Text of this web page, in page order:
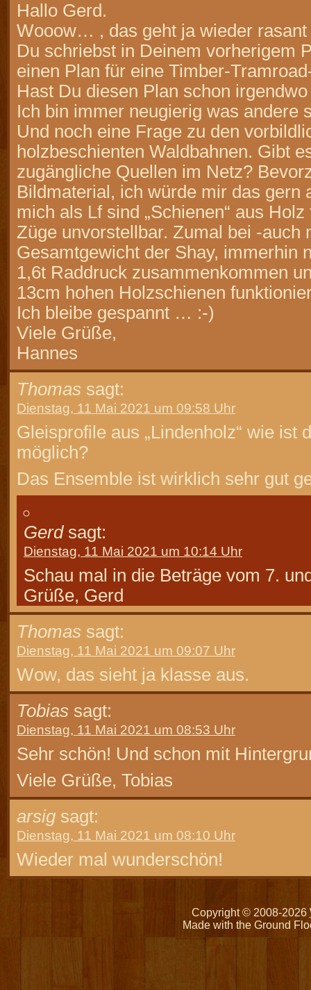
Hallo Gerd.
Wooow… , das geht ja wieder rasant
Du schriebst in Deinem vorherigem
einen Plan für eine Timber-
Hast Du diesen Plan schon
Ich bin immer neugierig was andere
Und noch eine Frage zu den
holzbeschienten Waldbahnen. Gibt
zugängliche Quellen im Netz?
Bildmaterial, ich würde mir das gern
mich als Lf sind „Schienen“ aus
Züge unvorstellbar. Zumal bei -auch
Gesamtgewicht der Shay, immerhin
1,6t Raddruck zusammenkommen
13cm hohen Holzschienen
Ich bleibe gespannt … :-)
Viele Grüße,
Hannes
Thomas sagt:
Dienstag, 11 Mai 2021 um 09:58 Uhr
Gleisprofile aus „Lindenholz“ wie ist
möglich?
Das Ensemble ist wirklich sehr gut
Gerd sagt:
Dienstag, 11 Mai 2021 um 10:14 Uhr
Schau mal in die Beträge vom 7.
Grüße, Gerd
Thomas sagt:
Dienstag, 11 Mai 2021 um 09:07 Uhr
Wow, das sieht ja klasse aus.
Tobias sagt:
Dienstag, 11 Mai 2021 um 08:53 Uhr
Sehr schön! Und schon mit
Viele Grüße, Tobias
arsig sagt:
Dienstag, 11 Mai 2021 um 08:10 Uhr
Wieder mal wunderschön!
Copyright © 2008-2026
Made with the Ground